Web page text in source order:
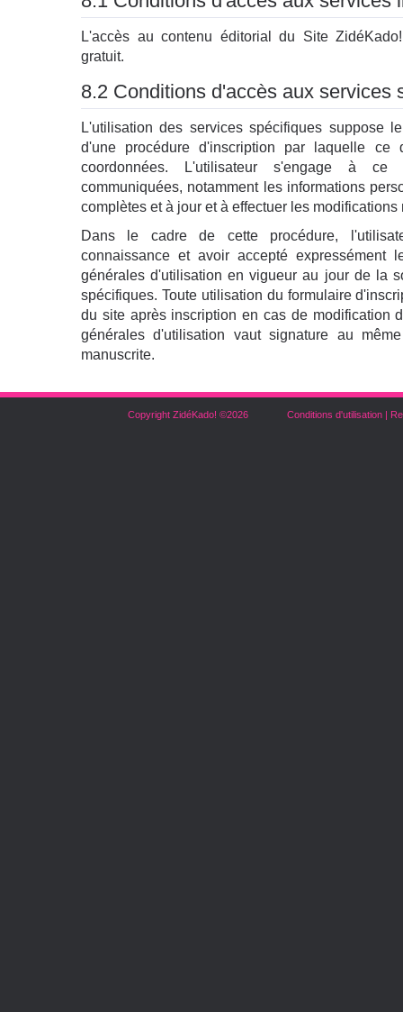
L'accès au contenu éditorial du Site
gratuit.
8.2 Conditions d'accès aux services
L'utilisation des services spécifiques suppose
d'une procédure d'inscription par laquelle ce
coordonnées. L'utilisateur s'engage à ce
communiquées, notamment les informations
complètes et à jour et à effectuer les
Dans le cadre de cette procédure,
connaissance et avoir accepté expressément
générales d'utilisation en vigueur au jour de la
spécifiques. Toute utilisation du formulaire
du site après inscription en cas de modification
générales d'utilisation vaut signature au
manuscrite.
Copyright ZidéKado! ©2026 Conditions d'utilisation |